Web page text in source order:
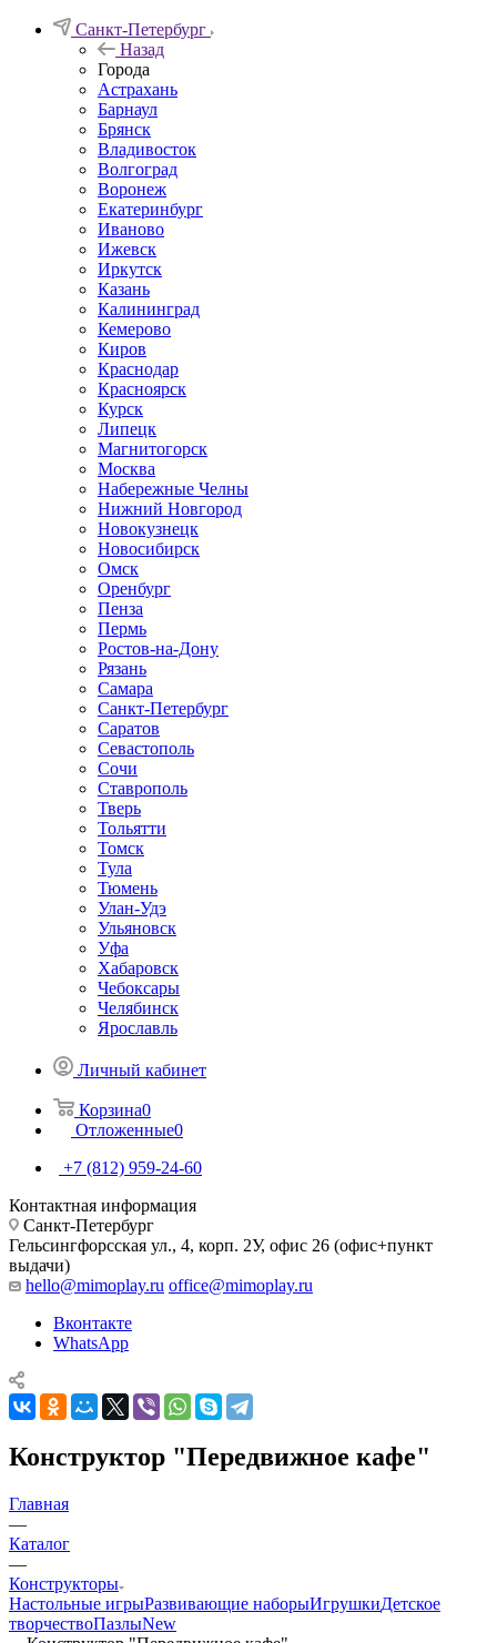
Санкт-Петербург
Назад
Города
Астрахань
Барнаул
Брянск
Владивосток
Волгоград
Воронеж
Екатеринбург
Иваново
Ижевск
Иркутск
Казань
Калининград
Кемерово
Киров
Краснодар
Красноярск
Курск
Липецк
Магнитогорск
Москва
Набережные Челны
Нижний Новгород
Новокузнецк
Новосибирск
Омск
Оренбург
Пенза
Пермь
Ростов-на-Дону
Рязань
Самара
Санкт-Петербург
Саратов
Севастополь
Сочи
Ставрополь
Тверь
Тольятти
Томск
Тула
Тюмень
Улан-Удэ
Ульяновск
Уфа
Хабаровск
Чебоксары
Челябинск
Ярославль
Личный кабинет
Корзина0
Отложенные0
+7 (812) 959-24-60
Контактная информация
Санкт-Петербург
Гельсингфорсская ул., 4, корп. 2У, офис 26 (офис+пункт
выдачи)
hello@mimoplay.ru office@mimoplay.ru
Вконтакте
WhatsApp
Конструктор "Передвижное кафе"
Главная
—
Каталог
—
Конструкторы
Настольные игрыРазвивающие наборыИгрушкиДетское
творчествоПазлыNew